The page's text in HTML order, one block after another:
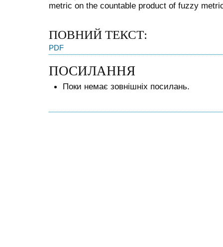
metric on the countable product of fuzzy
ПОВНИЙ ТЕКСТ:
PDF
ПОСИЛАННЯ
Поки немає зовнішніх посилань.